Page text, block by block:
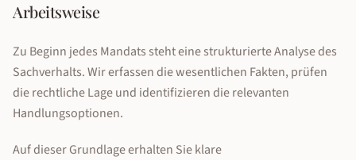
Arbeitsweise
Zu Beginn jedes Mandats steht eine strukturierte Analyse des
Sachverhalts. Wir erfassen die wesentlichen Fakten, prüfen
die rechtliche Lage und identifizieren die relevanten
Handlungsoptionen.
Auf dieser Grundlage erhalten Sie klare